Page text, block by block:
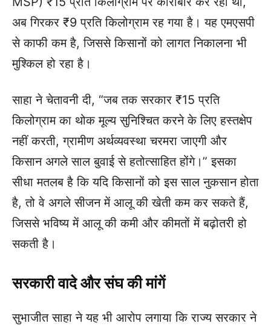
अब गिरकर ₹9 प्रति किलोग्राम रह गया है। यह एमएसपी
से काफी कम है, जिससे किसानों को लागत निकालना भी
मुश्किल हो रहा है।
साहा ने चेतावनी दी, “जब तक सरकार ₹15 प्रति
किलोग्राम का थोक मूल्य सुनिश्चित करने के लिए हस्तक्षेप
नहीं करती, ग्रामीण अर्थव्यवस्था चरमरा जाएगी और
किसान अगले साल बुवाई से हतोत्साहित होंगे।” इसका
सीधा मतलब है कि यदि किसानों को इस साल नुकसान होता
है, तो वे अगले सीजन में आलू की खेती कम कर सकते हैं,
जिससे भविष्य में आलू की कमी और कीमतों में बढ़ोतरी हो
सकती है।
सरकारी वादे और संघ की मांगें
सुभाजीत साहा ने यह भी आरोप लगाया कि राज्य सरकार ने